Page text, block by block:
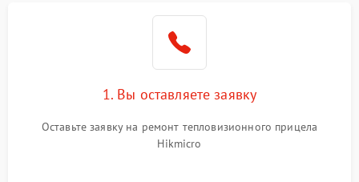
1500 ₽
Неисправность системы
отключения
1. Вы оставляете заявку
Оставьте заявку на ремонт тепловизионного прицела
Hikmicro